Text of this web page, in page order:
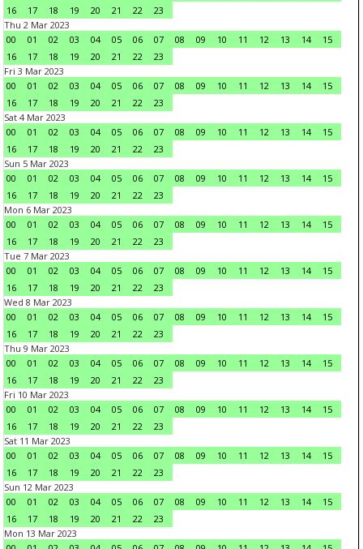
16
17 18 19 20 21 22
23
Thu 2 Mar 2023
00
01 02 03 04 05 06 07 08 09 10 11 12 13 14
15
16
17 18 19 20 21 22
23
Fri 3 Mar 2023
00
01 02 03 04 05 06 07 08 09 10 11 12 13 14
15
16
17 18 19 20 21 22
23
Sat 4 Mar 2023
00
01 02 03 04 05 06 07 08 09 10 11 12 13 14
15
16
17 18 19 20 21 22
23
Sun 5 Mar 2023
00
01 02 03 04 05 06 07 08 09 10 11 12 13 14
15
16
17 18 19 20 21 22
23
Mon 6 Mar 2023
00
01 02 03 04 05 06 07 08 09 10 11 12 13 14
15
16
17 18 19 20 21 22
23
Tue 7 Mar 2023
00
01 02 03 04 05 06 07 08 09 10 11 12 13 14
15
16
17 18 19 20 21 22
23
Wed 8 Mar 2023
00
01 02 03 04 05 06 07 08 09 10 11 12 13 14
15
16
17 18 19 20 21 22
23
Thu 9 Mar 2023
00
01 02 03 04 05 06 07 08 09 10 11 12 13 14
15
16
17 18 19 20 21 22
23
Fri 10 Mar 2023
00
01 02 03 04 05 06 07 08 09 10 11 12 13 14
15
16
17 18 19 20 21 22
23
Sat 11 Mar 2023
00
01 02 03 04 05 06 07 08 09 10 11 12 13 14
15
16
17 18 19 20 21 22
23
Sun 12 Mar 2023
00
01 02 03 04 05 06 07 08 09 10 11 12 13 14
15
16
17 18 19 20 21 22
23
Mon 13 Mar 2023